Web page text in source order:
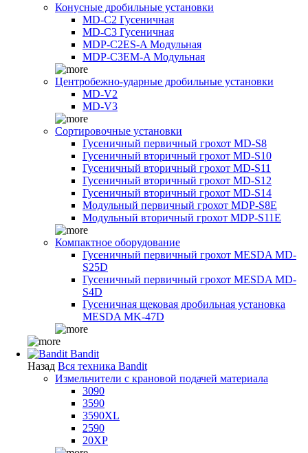
Конусные дробильные установки
MD-C2 Гусеничная
MD-C3 Гусеничная
MDP-C2ES-A Модульная
MDP-C3EM-A Модульная
Центробежно-ударные дробильные установки
MD-V2
MD-V3
Сортировочные установки
Гусеничный первичный грохот MD-S8
Гусеничный вторичный грохот MD-S10
Гусеничный вторичный грохот MD-S11
Гусеничный вторичный грохот MD-S12
Гусеничный вторичный грохот MD-S14
Модульный первичный грохот MDP-S8E
Модульный вторичный грохот MDP-S11E
Компактное оборудование
Гусеничный первичный грохот MESDA MD-
S25D
Гусеничный первичный грохот MESDA MD-
S4D
Гусеничная щековая дробильная установка
MESDA MK-47D
Bandit
Назад Вся техника Bandit
Измельчители с крановой подачей материала
3090
3590
3590XL
2590
20XP